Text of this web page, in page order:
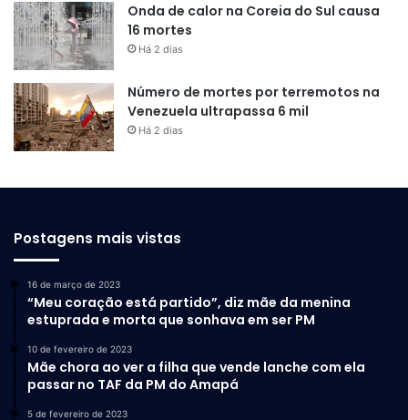
Onda de calor na Coreia do Sul causa
16 mortes
Há 2 dias
Número de mortes por terremotos na
Venezuela ultrapassa 6 mil
Há 2 dias
Postagens mais vistas
16 de março de 2023
“Meu coração está partido”, diz mãe da menina
estuprada e morta que sonhava em ser PM
10 de fevereiro de 2023
Mãe chora ao ver a filha que vende lanche com ela
passar no TAF da PM do Amapá
5 de fevereiro de 2023